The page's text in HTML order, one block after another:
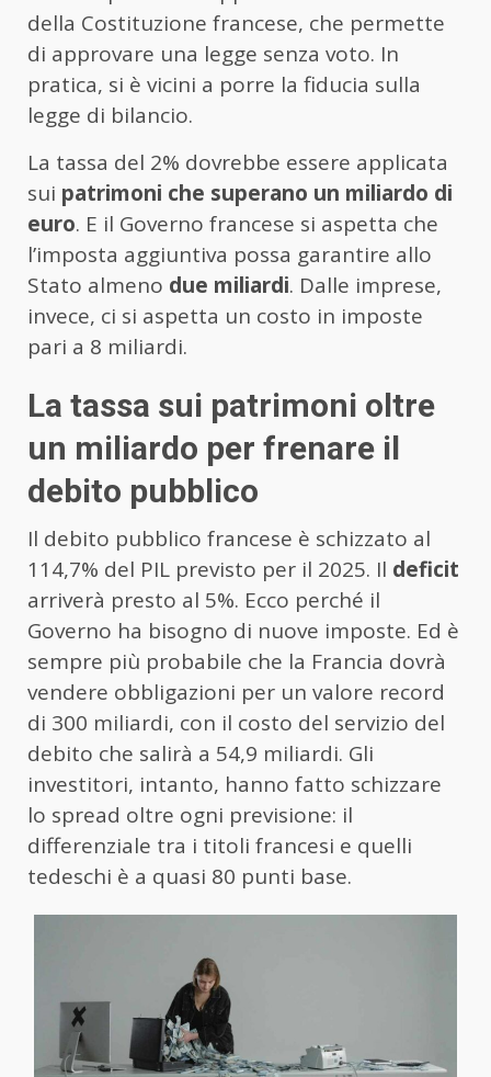
della Costituzione francese, che permette
di approvare una legge senza voto. In
pratica, si è vicini a porre la fiducia sulla
legge di bilancio.
La tassa del 2% dovrebbe essere applicata
sui patrimoni che superano un miliardo di
euro. E il Governo francese si aspetta che
l’imposta aggiuntiva possa garantire allo
Stato almeno due miliardi. Dalle imprese,
invece, ci si aspetta un costo in imposte
pari a 8 miliardi.
La tassa sui patrimoni oltre
un miliardo per frenare il
debito pubblico
Il debito pubblico francese è schizzato al
114,7% del PIL previsto per il 2025. Il deficit
arriverà presto al 5%. Ecco perché il
Governo ha bisogno di nuove imposte. Ed è
sempre più probabile che la Francia dovrà
vendere obbligazioni per un valore record
di 300 miliardi, con il costo del servizio del
debito che salirà a 54,9 miliardi. Gli
investitori, intanto, hanno fatto schizzare
lo spread oltre ogni previsione: il
differenziale tra i titoli francesi e quelli
tedeschi è a quasi 80 punti base.